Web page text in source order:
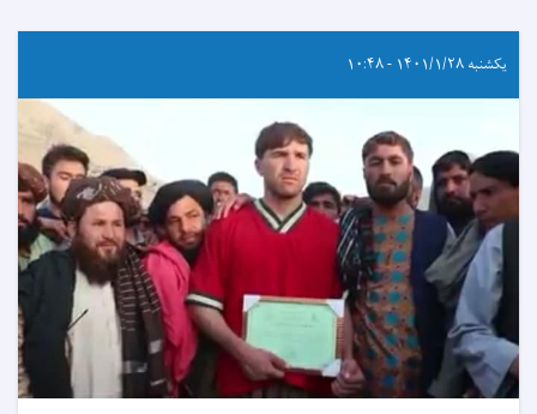
یکشنبه ۱۴۰۱/۱/۲۸ - ۱۰:۴۸